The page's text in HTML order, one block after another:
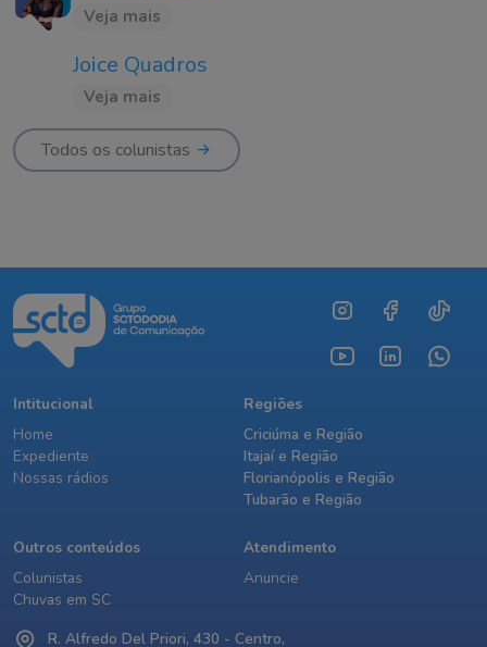
Veja mais
Joice Quadros
Veja mais
Todos os colunistas
Intitucional
Home
Expediente
Nossas rádios
Regiões
Criciúma e Região
Itajaí e Região
Florianópolis e Região
Tubarão e Região
Outros conteúdos
Colunistas
Chuvas em SC
Atendimento
Anuncie
R. Alfredo Del Priori, 430 - Centro,